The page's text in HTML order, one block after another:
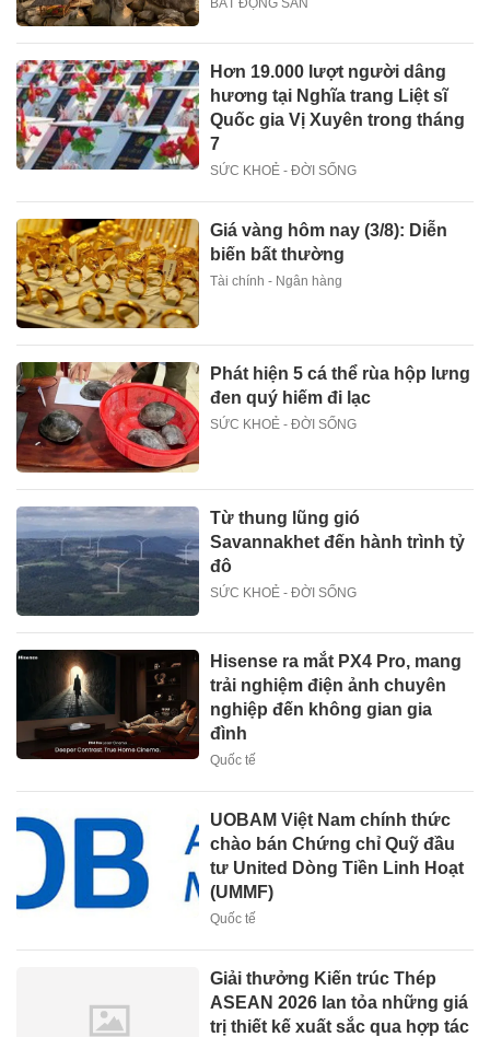
Hơn 19.000 lượt người dâng
hương tại Nghĩa trang Liệt sĩ
Quốc gia Vị Xuyên trong tháng
7
SỨC KHOẺ - ĐỜI SỐNG
Giá vàng hôm nay (3/8): Diễn
biến bất thường
Tài chính - Ngân hàng
Phát hiện 5 cá thể rùa hộp lưng
đen quý hiếm đi lạc
SỨC KHOẺ - ĐỜI SỐNG
Từ thung lũng gió
Savannakhet đến hành trình tỷ
đô
SỨC KHOẺ - ĐỜI SỐNG
Hisense ra mắt PX4 Pro, mang
trải nghiệm điện ảnh chuyên
nghiệp đến không gian gia
đình
Quốc tế
UOBAM Việt Nam chính thức
chào bán Chứng chỉ Quỹ đầu
tư United Dòng Tiền Linh Hoạt
(UMMF)
Quốc tế
Giải thưởng Kiến trúc Thép
ASEAN 2026 lan tỏa những giá
trị thiết kế xuất sắc qua hợp tác